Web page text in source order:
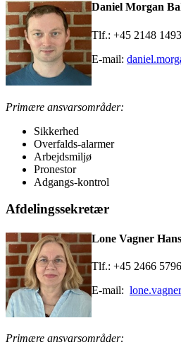
Daniel Morgan
Tlf.: +45 2148 1493
E-mail:
Primære ansvarsområder:
Sikkerhed
Overfalds-alarmer
Arbejdsmiljø
Pronestor
Adgangs-kontrol
Afdelingssekretær
Lone Vagner
Tlf.: +45 2466 5796
E-mail:
Primære ansvarsområder: